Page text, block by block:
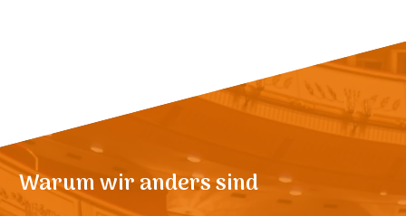
Warum wir anders sind